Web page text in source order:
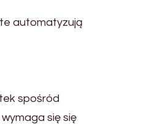
automatyzują
spośród
się się